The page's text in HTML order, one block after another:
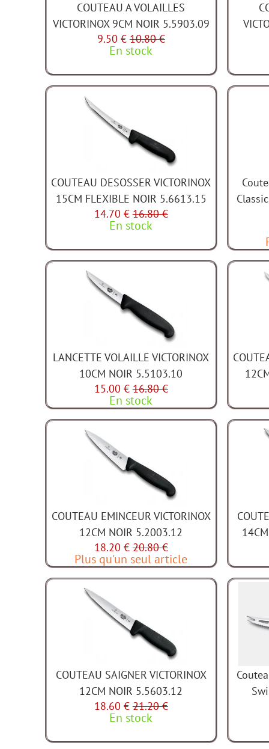
COUTEAU A VOLAILLES
VICTORINOX 9CM NOIR 5.5903.09
9.50 € 10.80 €
En stock
COUTEAU DESOSSER VICTORINOX
15CM FLEXIBLE NOIR 5.6613.15
14.70 € 16.80 €
En stock
LANCETTE VOLAILLE VICTORINOX
10CM NOIR 5.5103.10
15.00 € 16.80 €
En stock
COUTEAU EMINCEUR VICTORINOX
12CM NOIR 5.2003.12
18.20 € 20.80 €
Plus qu'un seul article
COUTEAU SAIGNER VICTORINOX
12CM NOIR 5.5603.12
18.60 € 21.20 €
En stock